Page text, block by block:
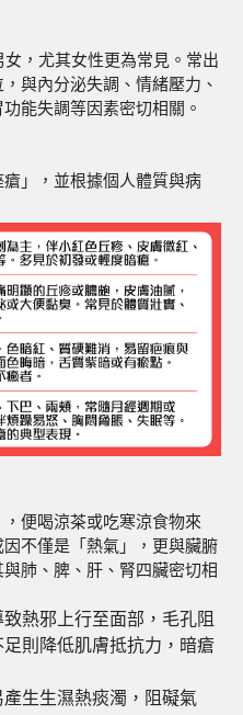
，尤其女性更為常見。常出
與內分泌失調、情緒壓力、
能失調等因素密切相關。
」，並根據個人體質與病
便喝涼茶或吃寒涼食物來
因不僅是「熱氣」，更與臟腑
肺、脾、肝、腎四臟密切相
熱邪上行至面部，毛孔阻
則降低肌膚抵抗力，暗瘡
生生濕熱痰濁，阻礙氣